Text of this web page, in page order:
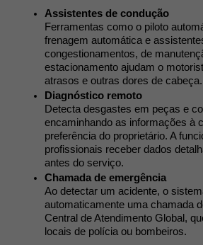
Assistentes de condução
Ferramentas como o piloto
frenagem automática e
congestionamentos, de
estacionamento ajudam o
atrasos e outras dores de cabeça.
Diagnóstico remoto
Detecta desgastes em peças e
encaminhando as informações à
preferência do proprietário. A
profissionais receber dados
antes do serviço.
Chamada de emergência
Ao detectar um acidente, o
automaticamente uma chamada
Central de Atendimento Global,
locais de polícia ou bombeiros.